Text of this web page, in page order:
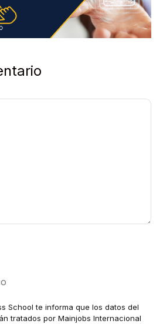
School te informa que los datos del
tratados por Mainjobs Internacional